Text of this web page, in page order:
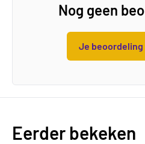
Nog geen
Je
Eerder bekeken